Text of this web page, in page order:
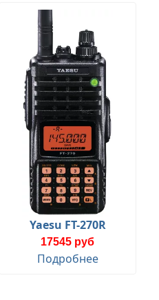
Yaesu FT-270R
17545 руб
Подробнее